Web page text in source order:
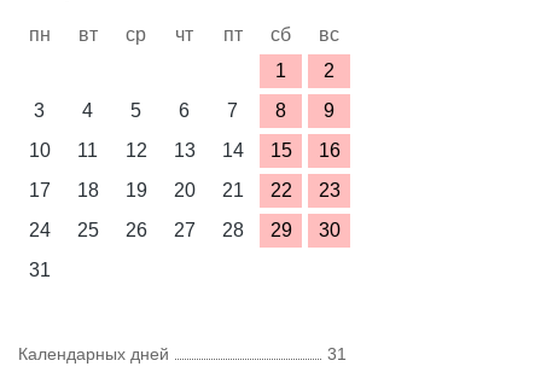
пн вт ср чт пт сб
вс
1
2
3
4 5 6 7 8
9
10
11 12 13 14 15
16
17
18 19 20 21 22
23
24
25 26 27 28 29
30
31
Календарных дней
31